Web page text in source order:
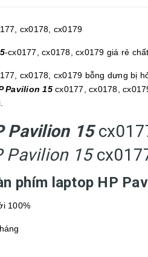
cx0178, cx0179
-cx0177, cx0178, cx0179 giá rẻ
cx0178, cx0179 bỗng dưng bị
Pavilion 15 cx0177, cx0178,
Pavilion 15
Pavilion 15
phím laptop HP
100%